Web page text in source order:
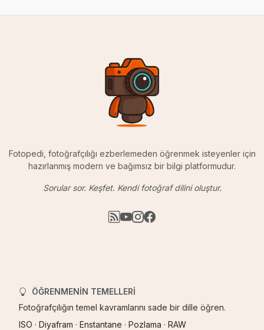
Fotopedi, fotoğrafçılığı ezberlemeden öğrenmek isteyenler için
hazırlanmış modern ve bağımsız bir bilgi platformudur.
Sorular sor. Keşfet. Kendi fotoğraf dilini oluştur.
ÖĞRENMENIN TEMELLERI
Fotoğrafçılığın temel kavramlarını sade bir dille öğren.
ISO · Diyafram · Enstantane · Pozlama · RAW